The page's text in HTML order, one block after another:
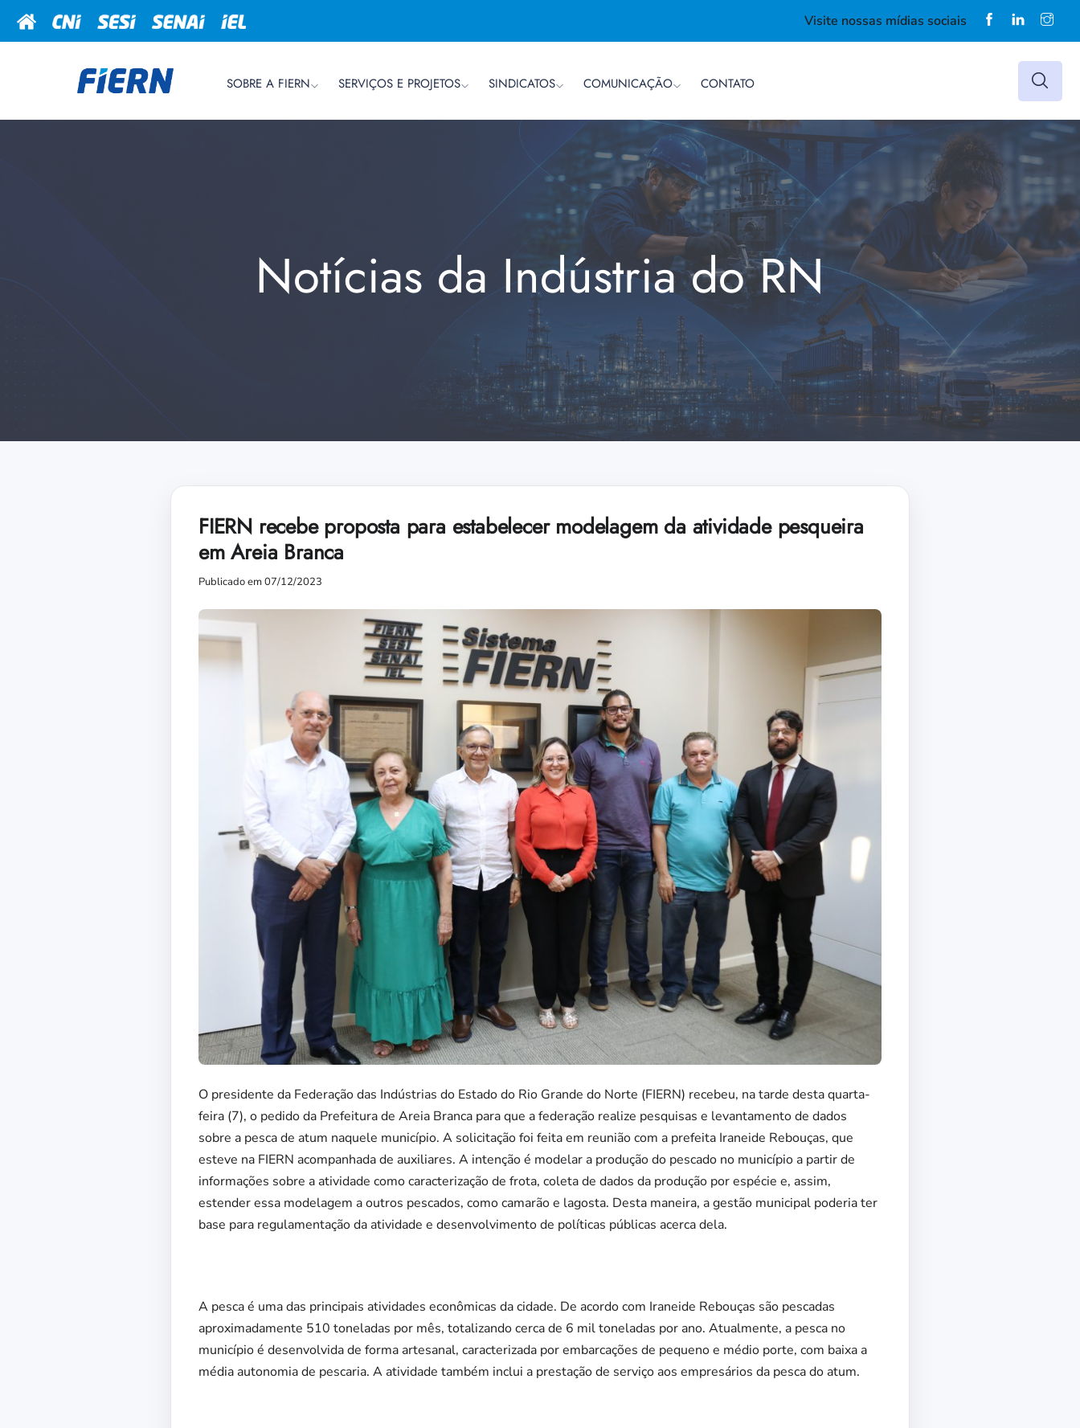
Visite nossas mídias sociais
SOBRE A FIERN SERVIÇOS E PROJETOS SINDICATOS COMUNICAÇÃO CONTATO
Notícias da Indústria do RN
FIERN recebe proposta para estabelecer modelagem da atividade pesqueira
em Areia Branca
Publicado em 07/12/2023
O presidente da Federação das Indústrias do Estado do Rio Grande do Norte (FIERN) recebeu, na tarde desta quarta-
feira (7), o pedido da Prefeitura de Areia Branca para que a federação realize pesquisas e levantamento de dados
sobre a pesca de atum naquele município. A solicitação foi feita em reunião com a prefeita Iraneide Rebouças, que
esteve na FIERN acompanhada de auxiliares. A intenção é modelar a produção do pescado no município a partir de
informações sobre a atividade como caracterização de frota, coleta de dados da produção por espécie e, assim,
estender essa modelagem a outros pescados, como camarão e lagosta. Desta maneira, a gestão municipal poderia ter
base para regulamentação da atividade e desenvolvimento de políticas públicas acerca dela.
A pesca é uma das principais atividades econômicas da cidade. De acordo com Iraneide Rebouças são pescadas
aproximadamente 510 toneladas por mês, totalizando cerca de 6 mil toneladas por ano. Atualmente, a pesca no
município é desenvolvida de forma artesanal, caracterizada por embarcações de pequeno e médio porte, com baixa a
média autonomia de pescaria. A atividade também inclui a prestação de serviço aos empresários da pesca do atum.